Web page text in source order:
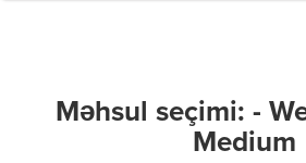
Məhsul seçimi: -
Medium